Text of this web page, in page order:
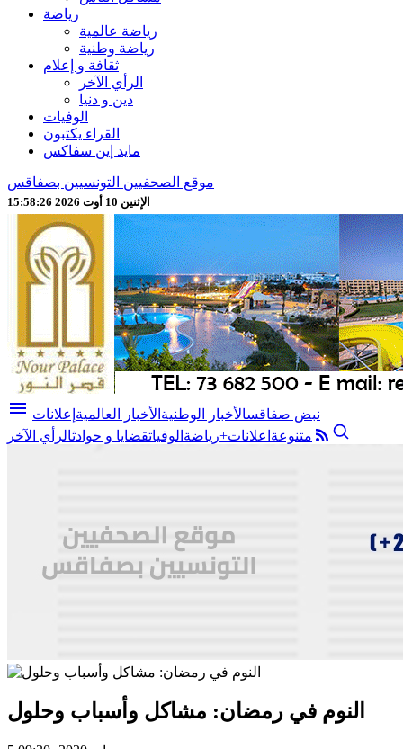
رياضة
رياضة عالمية
رياضة وطنية
ثقافة و إعلام
الرأي الآخر
دين و دنيا
الوفيات
القراء يكتبون
مايد إين سفاكس
موقع الصحفيين التونسيين بصفاقس
الإثنين 10 أوت 2026 15:58:28
menu نبض صفاقسالأخبار الوطنية الأخبار العالمية إعلانات
متنوعة اعلانات+رياضة الوفياتقضايا و حوادثالرأي الآخر
النوم في رمضان: مشاكل وأسباب وحلول